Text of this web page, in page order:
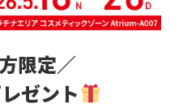
限定／
ゼント